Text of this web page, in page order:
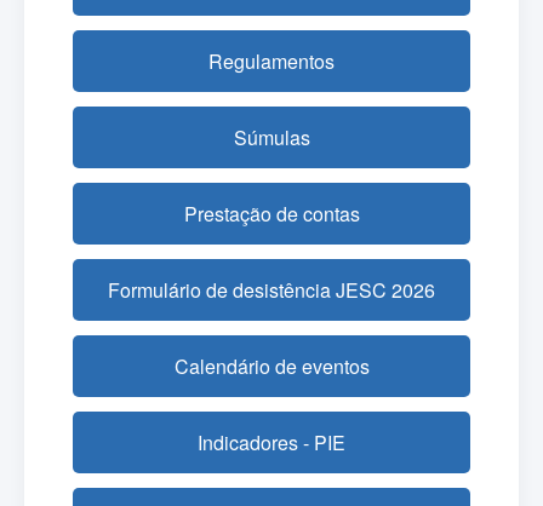
Regulamentos
Súmulas
Prestação de contas
Formulário de desistência JESC 2026
Calendário de eventos
Indicadores - PIE